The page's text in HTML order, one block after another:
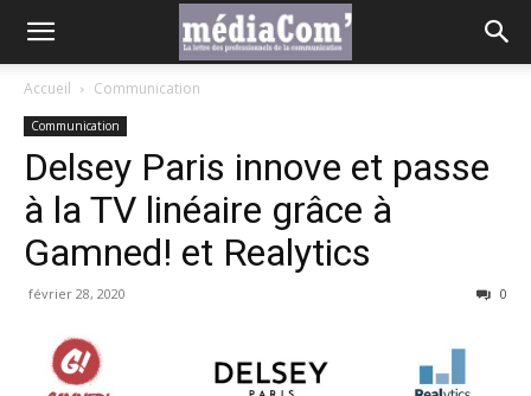
Accueil Communication
Communication
Delsey Paris innove et passe
à la TV linéaire grâce à
Gamned! et Realytics
février 28, 2020 0